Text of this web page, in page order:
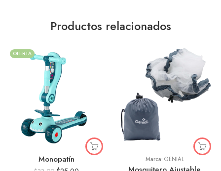
Productos relacionados
OFERTA
Monopatín Marca: GENIAL